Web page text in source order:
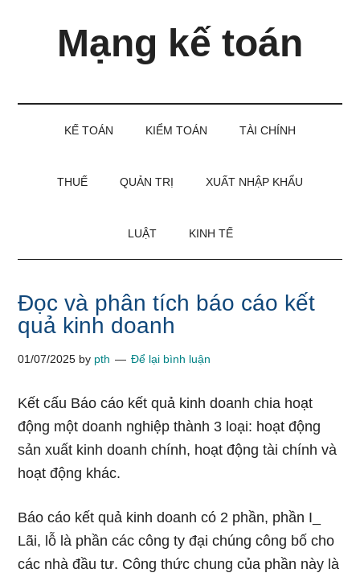
Mạng kế toán
KẾ TOÁN KIỂM TOÁN TÀI CHÍNH
THUẾ QUẢN TRỊ XUẤT NHẬP KHẨU
LUẬT KINH TẾ
Đọc và phân tích báo cáo kết
quả kinh doanh
01/07/2025 by pth Để lại bình luận
Kết cấu Báo cáo kết quả kinh doanh chia hoạt
động một doanh nghiệp thành 3 loại: hoạt động
sản xuất kinh doanh chính, hoạt động tài chính và
hoạt động khác.
Báo cáo kết quả kinh doanh có 2 phần, phần I_
Lãi, lỗ là phần các công ty đại chúng công bố cho
các nhà đầu tư. Công thức chung của phần này là